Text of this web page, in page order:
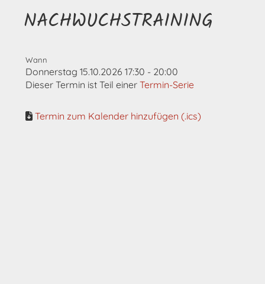
NACHWUCHSTRAINING
Wann
Donnerstag 15.10.2026 17:30 - 20:00
Dieser Termin ist Teil einer Termin-Serie
Termin zum Kalender hinzufügen (.ics)